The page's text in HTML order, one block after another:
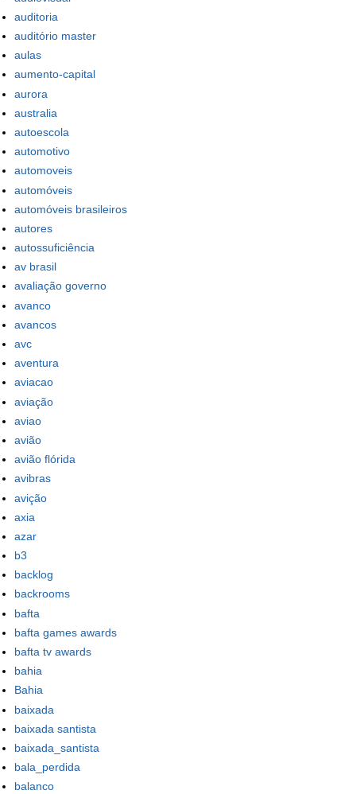
auditoria
auditório master
aulas
aumento-capital
aurora
australia
autoescola
automotivo
automoveis
automóveis
automóveis brasileiros
autores
autossuficiência
av brasil
avaliação governo
avanco
avancos
avc
aventura
aviacao
aviação
aviao
avião
avião flórida
avibras
avição
axia
azar
b3
backlog
backrooms
bafta
bafta games awards
bafta tv awards
bahia
Bahia
baixada
baixada santista
baixada_santista
bala_perdida
balanco